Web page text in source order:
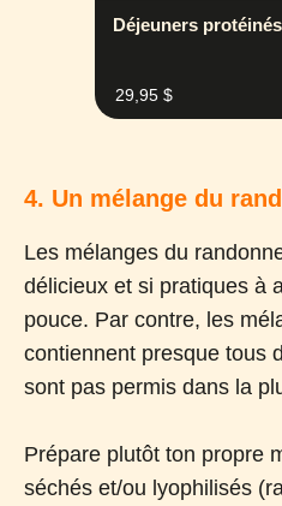
Déjeuners protéinés
29,95 $
4. Un mélange du
Les mélanges du
délicieux et si pratiques à
pouce. Par contre, les
contiennent presque tous
sont pas permis dans la
Prépare plutôt ton propre
séchés et/ou lyophilisés